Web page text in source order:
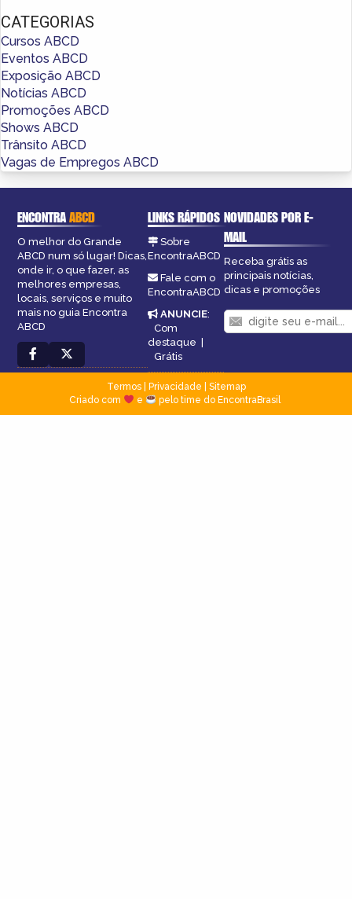
CATEGORIAS
Cursos ABCD
Eventos ABCD
Exposição ABCD
Notícias ABCD
Promoções ABCD
Shows ABCD
Trânsito ABCD
Vagas de Empregos ABCD
ENCONTRAABCD
O melhor do Grande
ABCD num só lugar! Dicas,
onde ir, o que fazer, as
melhores empresas,
locais, serviços e muito
mais no guia Encontra
ABCD
LINKS RÁPIDOS
Sobre
EncontraABCD
Fale com o
EncontraABCD
ANUNCIE:
Com
destaque
Grátis
NOVIDADES POR E-
MAIL
Receba grátis as
principais notícias,
dicas e promoções
Termos| Privacidade
Sitemap
Criado com
e pelo time do EncontraBrasil